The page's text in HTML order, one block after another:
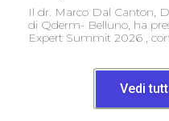
Il dr. Marco Dal Canton,
di Qderm- Belluno, ha
Expert Summit 2026 ,
Vedi